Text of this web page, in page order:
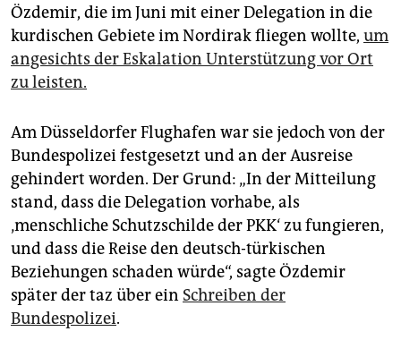
Özdemir, die im Juni mit einer Delegation in die
kurdischen Gebiete im Nordirak fliegen wollte, um
angesichts der Eskalation Unterstützung vor Ort
zu leisten.
Am Düsseldorfer Flughafen war sie jedoch von der
Bundespolizei festgesetzt und an der Ausreise
gehindert worden. Der Grund: „In der Mitteilung
stand, dass die Delegation vorhabe, als
‚menschliche Schutzschilde der PKK‘ zu fungieren,
und dass die Reise den deutsch-türkischen
Beziehungen schaden würde“, sagte Özdemir
später der taz über ein Schreiben der
Bundespolizei.